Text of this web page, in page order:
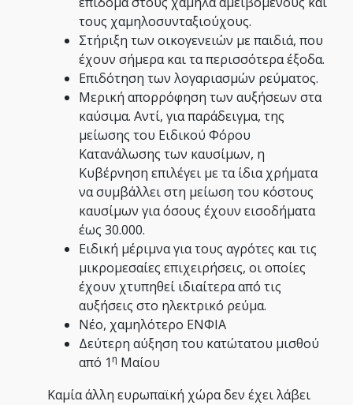
τους χαμηλοσυνταξιούχους.
Στήριξη των οικογενειών με παιδιά, που
έχουν σήμερα και τα περισσότερα έξοδα.
Επιδότηση των λογαριασμών ρεύματος.
Μερική απορρόφηση των αυξήσεων στα
καύσιμα. Αντί, για παράδειγμα, της
μείωσης του Ειδικού Φόρου
Κατανάλωσης των καυσίμων, η
Κυβέρνηση επιλέγει με τα ίδια χρήματα
να συμβάλλει στη μείωση του κόστους
καυσίμων για όσους έχουν εισοδήματα
έως 30.000.
Ειδική μέριμνα για τους αγρότες και τις
μικρομεσαίες επιχειρήσεις, οι οποίες
έχουν χτυπηθεί ιδιαίτερα από τις
αυξήσεις στο ηλεκτρικό ρεύμα.
Νέο, χαμηλότερο ΕΝΦΙΑ
Δεύτερη αύξηση του κατώτατου μισθού
από 1 η Μαίου
Καμία άλλη ευρωπαϊκή χώρα δεν έχει λάβει